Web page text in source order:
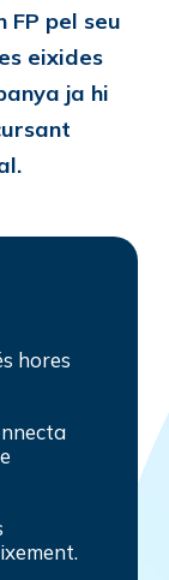
pel seu
eixides
ja hi
hores